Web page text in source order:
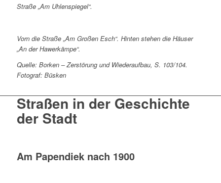
Straße „Am Uhlenspiegel“.
Vorn die Straße „Am Großen Esch“. Hinten stehen die Häuser
„An der Hawerkämpe“.
Quelle: Borken – Zerstörung und Wiederaufbau, S. 103/104.
Fotograf: Büsken
Straßen in der Geschichte
der Stadt
Am Papendiek nach 1900